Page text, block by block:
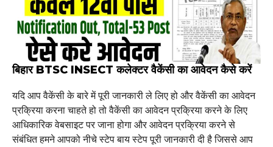
बिहार BTSC INSECT कलेक्टर वैकेंसी का आवेदन कैसे करें
यदि आप वैकेंसी के बारे में पूरी जानकारी ले लिए हो और वैकेंसी का आवेदन
प्रक्रिया करना चाहते हो तो वैकेंसी का आवेदन प्रक्रिया करने के लिए
आधिकारिक वेबसाइट पर जाना होगा और आवेदन प्रक्रिया करने से
संबंधित हमने आपको नीचे स्टेप बाय स्टेप पूरी जानकारी दी है जिससे आप